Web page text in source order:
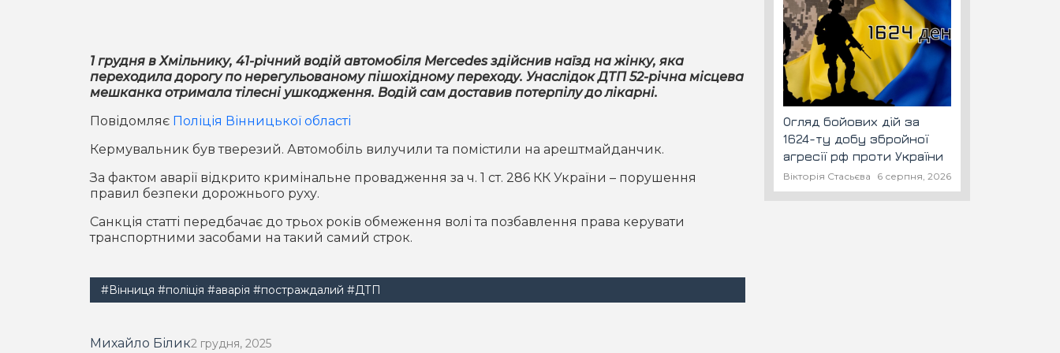
1 грудня в Хмільнику, 41-річний водій автомобіля Mercedes здійснив наїзд на жінку, яка
переходила дорогу по нерегульованому пішохідному переходу. Унаслідок ДТП 52-річна місцева
мешканка отримала тілесні ушкодження. Водій сам доставив потерпілу до лікарні.
Повідомляє Поліція Вінницької області
Кермувальник був тверезий. Автомобіль вилучили та помістили на арештмайданчик.
За фактом аварії відкрито кримінальне провадження за ч. 1 ст. 286 КК України – порушення
правил безпеки дорожнього руху.
Санкція статті передбачає до трьох років обмеження волі та позбавлення права керувати
транспортними засобами на такий самий строк.
#Вінниця #поліція #аварія #постраждалий #ДТП
Михайло Білик2 грудня, 2025
Огляд бойових дій за
1624-ту добу збройної
агресії рф проти України
Вікторія Стасьєва 6 серпня, 2026